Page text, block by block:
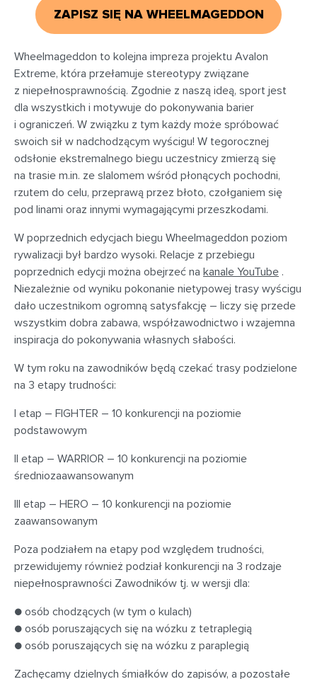
ZAPISZ SIĘ NA WHEELMAGEDDON
Wheelmageddon to kolejna impreza projektu Avalon
Extreme, która przełamuje stereotypy związane
z niepełnosprawnością. Zgodnie z naszą ideą, sport jest
dla wszystkich i motywuje do pokonywania barier
i ograniczeń. W związku z tym każdy może spróbować
swoich sił w nadchodzącym wyścigu! W tegorocznej
odsłonie ekstremalnego biegu uczestnicy zmierzą się
na trasie m.in. ze slalomem wśród płonących pochodni,
rzutem do celu, przeprawą przez błoto, czołganiem się
pod linami oraz innymi wymagającymi przeszkodami.
W poprzednich edycjach biegu Wheelmageddon poziom
rywalizacji był bardzo wysoki. Relacje z przebiegu
poprzednich edycji można obejrzeć na kanale YouTube .
Niezależnie od wyniku pokonanie nietypowej trasy wyścigu
dało uczestnikom ogromną satysfakcję – liczy się przede
wszystkim dobra zabawa, współzawodnictwo i wzajemna
inspiracja do pokonywania własnych słabości.
W tym roku na zawodników będą czekać trasy podzielone
na 3 etapy trudności:
I etap – FIGHTER – 10 konkurencji na poziomie
podstawowym
II etap – WARRIOR – 10 konkurencji na poziomie
średniozaawansowanym
III etap – HERO – 10 konkurencji na poziomie
zaawansowanym
Poza podziałem na etapy pod względem trudności,
przewidujemy również podział konkurencji na 3 rodzaje
niepełnosprawności Zawodników tj. w wersji dla:
● osób chodzących (w tym o kulach)
● osób poruszających się na wózku z tetraplegią
● osób poruszających się na wózku z paraplegią
Zachęcamy dzielnych śmiałków do zapisów, a pozostałe